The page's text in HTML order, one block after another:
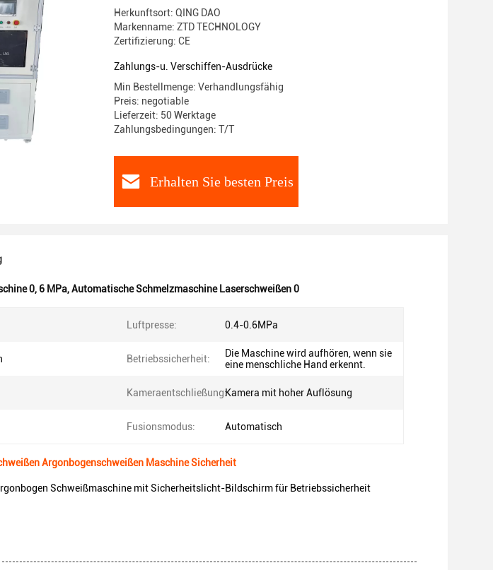
Herkunftsort: QING DAO
Markenname: ZTD TECHNOLOGY
Zertifizierung: CE
Zahlungs-u. Verschiffen-Ausdrücke
Min Bestellmenge: Verhandlungsfähig
Preis: negotiable
Lieferzeit: 50 Werktage
Zahlungsbedingungen: T/T
Erhalten Sie besten Preis
0, 6 MPa,Automatische Schmelzmaschine Laserschweißen 0
Luftpresse: 0.4-0.6MPa
Betriebssicherheit:
Die Maschine wird aufhören, wenn sie
eine menschliche Hand erkennt.
Kameraentschließung:Kamera mit hoher Auflösung
Fusionsmodus: Automatisch
Argonbogenschweißen Maschine Sicherheit
Schweißmaschine mit Sicherheitslicht-Bildschirm für Betriebssicherheit